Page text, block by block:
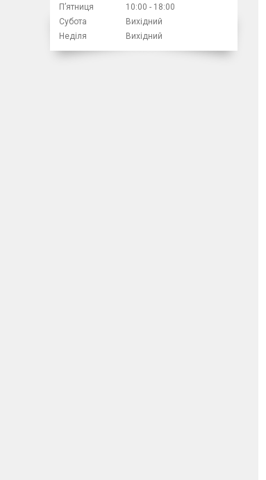
Пʼятниця
10:00
18:00
Субота
Вихідний
Неділя
Вихідний